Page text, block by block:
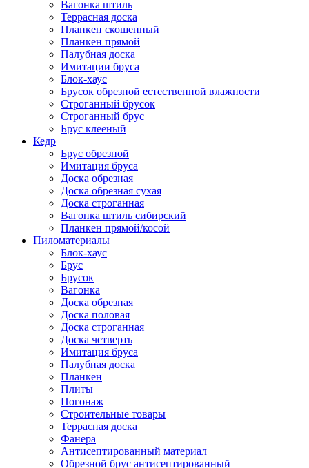
Вагонка штиль
Террасная доска
Планкен скошенный
Планкен прямой
Палубная доска
Имитации бруса
Блок-хаус
Брусок обрезной естественной влажности
Строганный брусок
Строганный брус
Брус клееный
Кедр
Брус обрезной
Имитация бруса
Доска обрезная
Доска обрезная сухая
Доска строганная
Вагонка штиль сибирский
Планкен прямой/косой
Пиломатериалы
Блок-хаус
Брус
Брусок
Вагонка
Доска обрезная
Доска половая
Доска строганная
Доска четверть
Имитация бруса
Палубная доска
Планкен
Плиты
Погонаж
Строительные товары
Террасная доска
Фанера
Антисептированный материал
Обрезной брус антисептированный